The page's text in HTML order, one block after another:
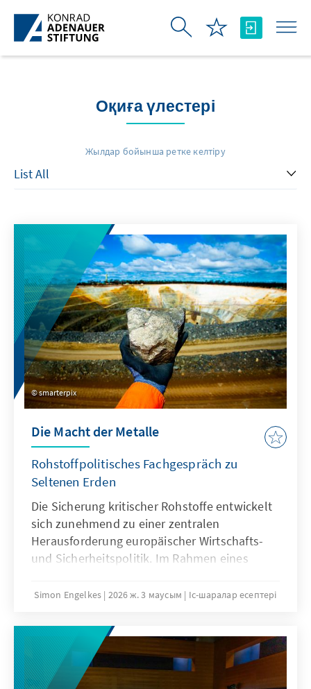
Skip to Main Content
Оқиға үлестері
Жылдар бойынша ретке келтіру
smarterpix
Die Macht der Metalle
Rohstoffpolitisches Fachgespräch zu
Seltenen Erden
Die Sicherung kritischer Rohstoffe entwickelt
sich zunehmend zu einer zentralen
Herausforderung europäischer Wirtschafts-
und Sicherheitspolitik. Im Rahmen eines
Konrad-Adenauer-Stiftung am 3. Juni 2026 in
Vertreter aus Politik, Wirtschaft, Wissenschaft
und Verwaltung, welche strategischen
Optionen Deutschland und Europa im
Umgang mit Seltenen Erden offenstehen.
Simon Engelkes 2026 ж. 3 маусым Іс-шаралар есептері